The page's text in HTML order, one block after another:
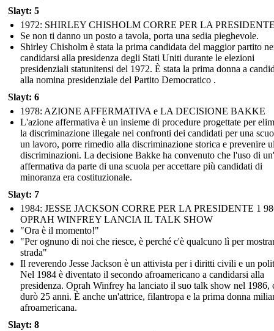
Slayt: 5
1972: SHIRLEY CHISHOLM CORRE PER LA
Se non ti danno un posto a tavola, porta una sedia pieghevole.
Shirley Chisholm è stata la prima candidata del maggior partito
candidarsi alla presidenza degli Stati Uniti durante le elezioni
presidenziali statunitensi del 1972. È stata la prima donna a
alla nomina presidenziale del Partito Democratico .
Slayt: 6
1978: AZIONE AFFERMATIVA e LA DECISIONE BAKKE
L'azione affermativa è un insieme di procedure progettate per
la discriminazione illegale nei confronti dei candidati per una
un lavoro, porre rimedio alla discriminazione storica e prevenire
discriminazioni. La decisione Bakke ha convenuto che l'uso di
affermativa da parte di una scuola per accettare più candidati di
minoranza era costituzionale.
Slayt: 7
1984: JESSE JACKSON CORRE PER LA PRESIDENTE 1
OPRAH WINFREY LANCIA IL TALK SHOW
"Ora è il momento!"
"Per ognuno di noi che riesce, è perché c'è qualcuno lì per
strada"
Il reverendo Jesse Jackson è un attivista per i diritti civili e un
Nel 1984 è diventato il secondo afroamericano a candidarsi alla
presidenza. Oprah Winfrey ha lanciato il suo talk show nel 1986,
durò 25 anni. È anche un'attrice, filantropa e la prima donna
afroamericana.
Slayt: 8